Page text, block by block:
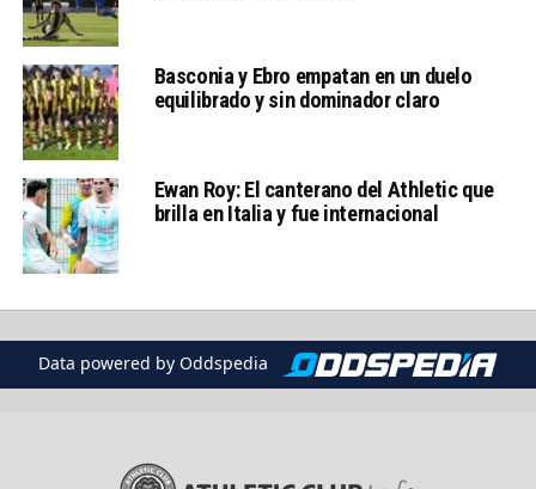
Basconia y Ebro empatan en un duelo
equilibrado y sin dominador claro
Ewan Roy: El canterano del Athletic que
brilla en Italia y fue internacional
Data powered by Oddspedia